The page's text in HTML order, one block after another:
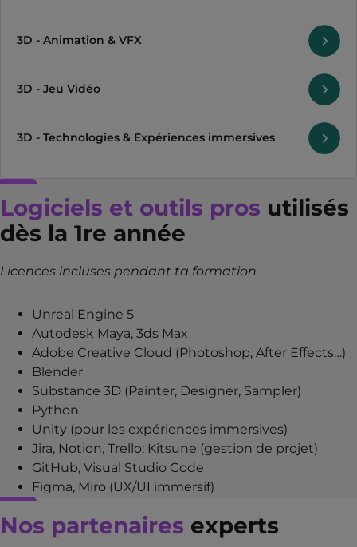
3D - Animation & VFX
3D - Jeu Vidéo
3D - Technologies & Expériences immersives
Logiciels et outils pros utilisés
dès la 1re année
Licences incluses pendant ta formation
Unreal Engine 5
Autodesk Maya, 3ds Max
Adobe Creative Cloud (Photoshop, After Effects…)
Blender
Substance 3D (Painter, Designer, Sampler)
Python
Unity (pour les expériences immersives)
Jira, Notion, Trello; Kitsune (gestion de projet)
GitHub, Visual Studio Code
Figma, Miro (UX/UI immersif)
Nos partenaires experts